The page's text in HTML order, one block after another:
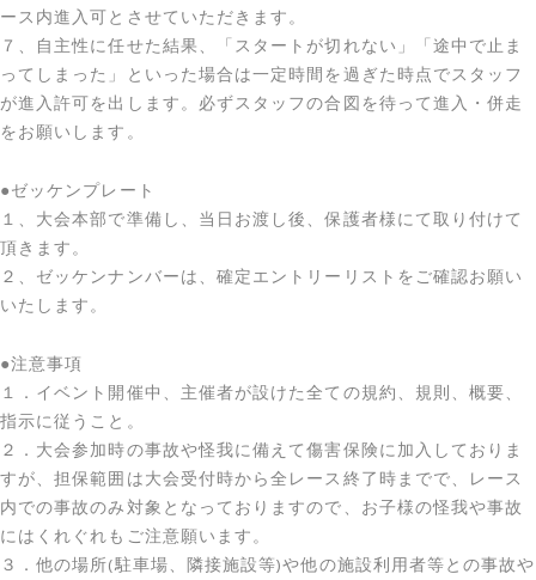
ース内進入可とさせていただきます。
７、自主性に任せた結果、「スタートが切れない」「途中で止ま
ってしまった」といった場合は一定時間を過ぎた時点でスタッフ
が進入許可を出します。必ずスタッフの合図を待って進入・併走
をお願いします。
●ゼッケンプレート
１、大会本部で準備し、当日お渡し後、保護者様にて取り付けて
頂きます。
２、ゼッケンナンバーは、確定エントリーリストをご確認お願い
いたします。
●注意事項
１．イベント開催中、主催者が設けた全ての規約、規則、概要、
指示に従うこと。
２．大会参加時の事故や怪我に備えて傷害保険に加入しておりま
すが、担保範囲は大会受付時から全レース終了時までで、レース
内での事故のみ対象となっておりますので、お子様の怪我や事故
にはくれぐれもご注意願います。
３．他の場所(駐車場、隣接施設等)や他の施設利用者等との事故や